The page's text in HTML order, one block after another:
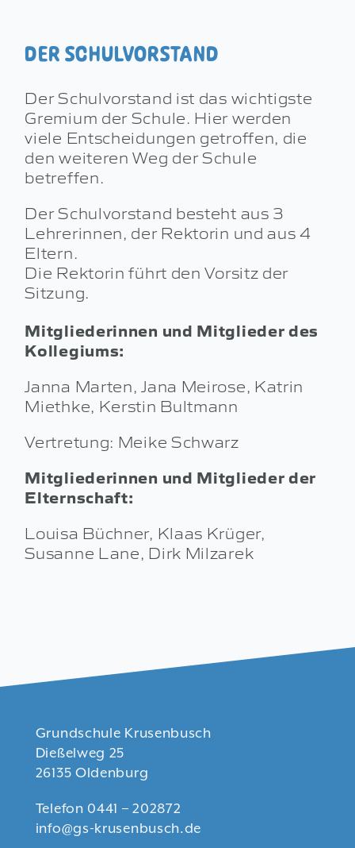
KONTAKT
DER SCHULVORSTAND
Der Schulvorstand ist das wichtigste
Gremium der Schule. Hier werden
viele Entscheidungen getroffen, die
den weiteren Weg der Schule
betreffen.
Der Schulvorstand besteht aus 3
Lehrerinnen, der Rektorin und aus 4
Eltern.
Die Rektorin führt den Vorsitz der
Sitzung.
Mitgliederinnen und Mitglieder des
Kollegiums:
Janna Marten, Jana Meirose, Katrin
Miethke, Kerstin Bultmann
Vertretung: Meike Schwarz
Mitgliederinnen und Mitgliederder
Elternschaft:
Louisa Büchner, Klaas Krüger,
Susanne Lane, Dirk Milzarek
Grundschule Krusenbusch
Dießelweg 25
26135 Oldenburg
Telefon 0441 – 202872
info@gs-krusenbusch.de